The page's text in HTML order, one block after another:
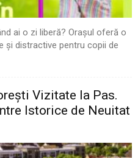
ai o zi liberă? Orașul oferă o
și distractive pentru copii de
Vizitate la Pas.
Istorice de Neuitat